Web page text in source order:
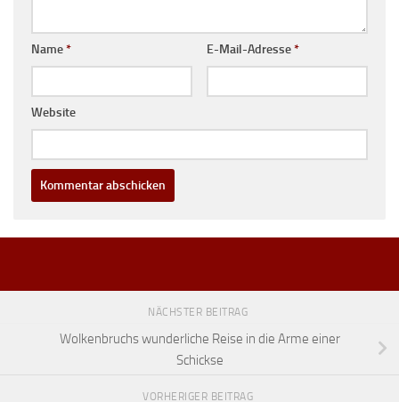
Name* E-Mail-Adresse*
Website
NÄCHSTER BEITRAG
Wolkenbruchs wunderliche Reise in die Arme einer
Schickse
VORHERIGER BEITRAG